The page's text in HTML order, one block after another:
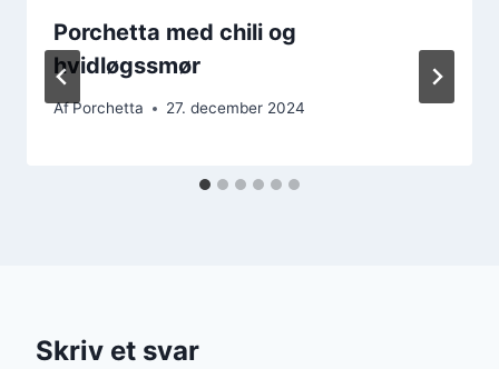
Porchetta med chili og
hvidløgssmør
AfPorchetta 27. december 2024
Skriv et svar